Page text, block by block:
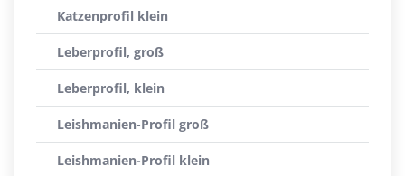
Katzenprofil klein
Leberprofil, groß
Leberprofil, klein
Leishmanien-Profil groß
Leishmanien-Profil klein